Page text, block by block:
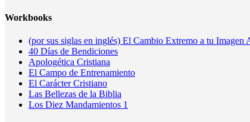
Workbooks
(por sus siglas en inglés) El Cambio Extremo a tu Imagen
40 Días de Bendiciones
Apologética Cristiana
El Campo de Entrenamiento
El Carácter Cristiano
Las Bellezas de la Biblia
Los Diez Mandamientos 1